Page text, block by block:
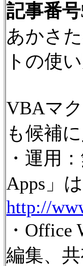
記事番
あかさ
トの使
VBAマ
も候補
・運用
Apps」
http://
・
編集、